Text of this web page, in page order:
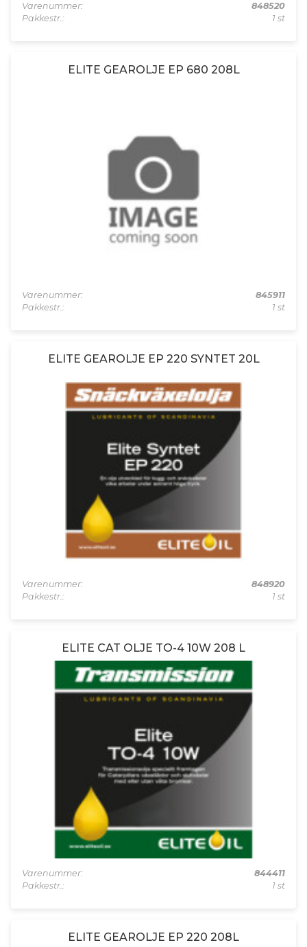
Varenummer:
848520
Pakkestr.:
1 st
ELITE GEAROLJE EP 680 208L
Varenummer:
845911
Pakkestr.:
1 st
ELITE GEAROLJE EP 220 SYNTET 20L
Varenummer:
848920
Pakkestr.:
1 st
ELITE CAT OLJE TO-4 10W 208 L
Varenummer:
844411
Pakkestr.:
1 st
ELITE GEAROLJE EP 220 208L